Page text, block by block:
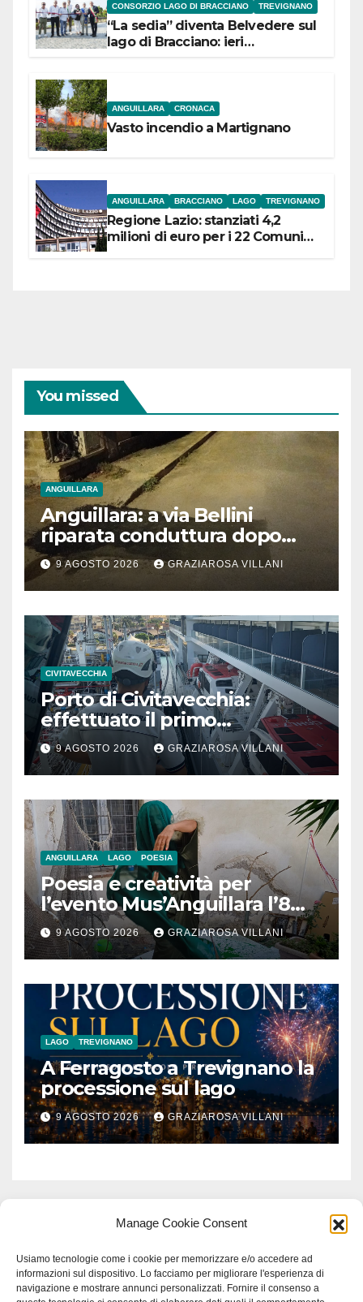
Manage Cookie Consent
Usiamo tecnologie come i cookie per memorizzare e/o accedere ad
informazioni sul dispositivo. Lo facciamo per migliorare l'esperienza di
navigazione e mostrare annunci personalizzati. Fornire il consenso a
CONSORZIO LAGO DI BRACCIANO
TREVIGNANO
“La sedia” diventa Belvedere sul
lago di Bracciano: ieri
ANGUILLARA CRONACA
Vasto incendio a Martignano
ANGUILLARA BRACCIANO LAGO TREVIGNANO
Regione Lazio: stanziati 4,2
milioni di euro per i 22 Comuni
You missed
ANGUILLARA
Anguillara: a via Bellini
riparata conduttura dopo
segnalazione IdD
9 AGOSTO 2026 GRAZIAROSA VILLANI
CIVITAVECCHIA
Porto di Civitavecchia:
effettuato il primo
rifornimento di GNL ad una
nave da crociera
9 AGOSTO 2026 GRAZIAROSA VILLANI
ANGUILLARA LAGO POESIA
Poesia e creatività per
l’evento Mus’Anguillara l’8
agosto 2026 al Museo
Contadino
9 AGOSTO 2026 GRAZIAROSA VILLANI
LAGO TREVIGNANO
A Ferragosto a Trevignano la
processione sul lago
9 AGOSTO 2026 GRAZIAROSA VILLANI